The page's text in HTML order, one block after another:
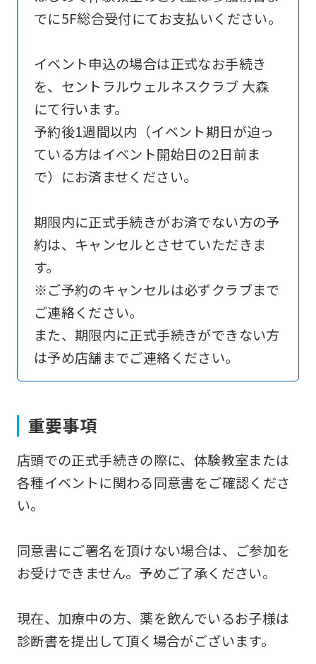
でに5F総合受付にてお支払いください。
イベント申込の場合は正式なお手続き
を、セントラルウェルネスクラブ 大森
にて行います。
予約後1週間以内（イベント期日が迫っ
ている方はイベント開始日の2日前ま
で）にお済ませください。
期限内に正式手続きがお済でない方の予
約は、キャンセルとさせていただきま
す。
※ご予約のキャンセルは必ずクラブまで
ご連絡ください。
また、期限内に正式手続きができない方
は予め店舗までご連絡ください。
重要事項
店頭での正式手続きの際に、体験教室または
各種イベントに関わる同意書をご確認くださ
い。
同意書にご署名を頂けない場合は、ご参加を
お受けできません。予めご了承ください。
現在、加療中の方、薬を飲んでいるお子様は
診断書を提出して頂く場合がございます。
official
website
is
automatically
translated
into
English.
Click
the
link
below
(start
automatic
translation)
to
return
to
However,
if
an
automatic
service,
the